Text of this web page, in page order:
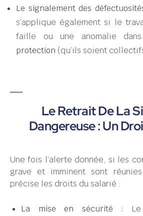
Le signalement des
s’applique également si le
faille ou une anomalie
protection (qu’ils soient
Le Retrait De La
Dangereuse : Un
Une fois l’alerte donnée, si les
grave et imminent sont
précise les droits du salarié :
La mise en sécurité : Le